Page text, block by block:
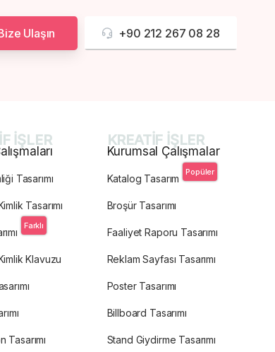
Ulaşın +90 212 267 08 28
İŞLER
Tasarımı
Tasarımı
Farklı
Klavuzu
Tasarımı
KREATİF İŞLER
Kurumsal Çalışmalar
Katalog Tasarım
Popüler
Broşür Tasarımı
Faaliyet Raporu Tasarımı
Reklam Sayfası Tasarımı
Poster Tasarımı
Billboard Tasarımı
Stand Giydirme Tasarımı